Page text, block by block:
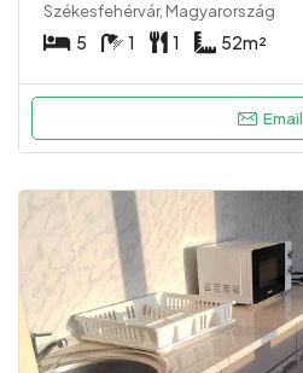
Székesfehérvár, Magyarország
5 1 1 52m²
Email